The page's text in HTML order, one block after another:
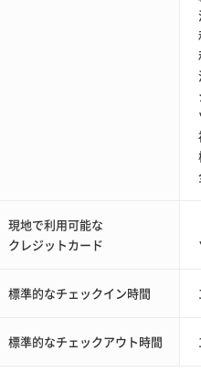
現地で利用可能な
クレジットカード
標準的なチェックイン時間
標準的なチェックアウト時間